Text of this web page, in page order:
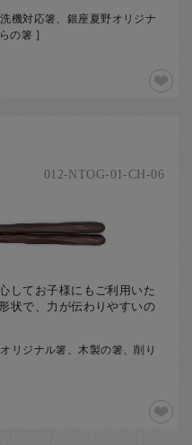
機対応箸、銀座夏野オリジナ
の箸 ]
012-NTOG-01-CH-06
してお子様にもご利用いた
状で、力が伝わりやすいの
リジナル箸、木製の箸、削り